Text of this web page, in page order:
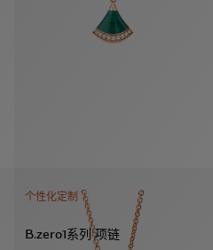
个性化定制
B.zero1系列 项链